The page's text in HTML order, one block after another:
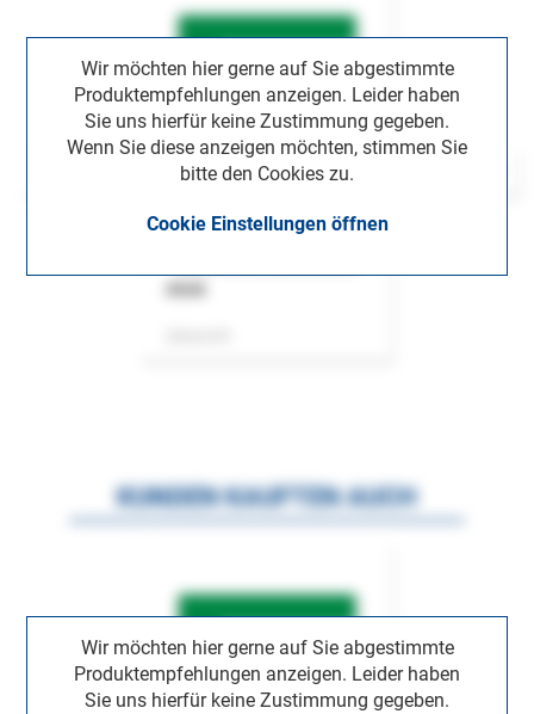
Wir möchten hier gerne auf Sie abgestimmte
Produktempfehlungen anzeigen. Leider haben
Sie uns hierfür keine Zustimmung gegeben.
Wenn Sie diese anzeigen möchten, stimmen Sie
bitte den Cookies zu.
Cookie Einstellungen öffnen
Wir möchten hier gerne auf Sie abgestimmte
Produktempfehlungen anzeigen. Leider haben
Sie uns hierfür keine Zustimmung gegeben.
KUNDEN KAUFTEN AUCH